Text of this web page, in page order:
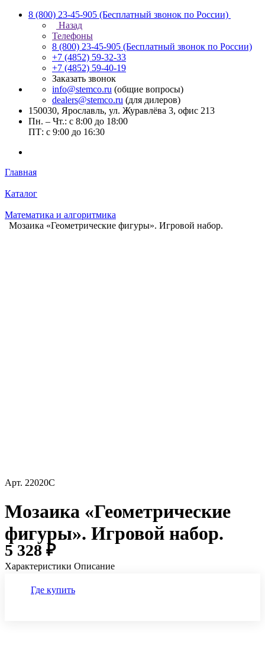
8 (800) 23-45-905 (Бесплатный звонок по России)
Назад
Телефоны
8 (800) 23-45-905 (Бесплатный звонок по России)
+7 (4852) 59-32-33
+7 (4852) 59-40-19
Заказать звонок
info@stemco.ru (общие вопросы)
dealers@stemco.ru (для дилеров)
150030, Ярославль, ул. Журавлёва 3, офис 213
Пн. – Чт.: с 8:00 до 18:00
ПТ: с 9:00 до 16:30
Главная
Каталог
Математика и алгоритмика
Мозаика «Геометрические фигуры». Игровой набор.
Арт. 22020C
Мозаика «Геометрические
фигуры». Игровой набор.
5 328 ₽
Характеристики Описание
Где купить